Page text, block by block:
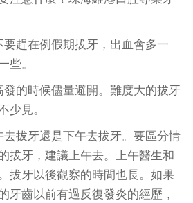
要趕在例假期拔牙，出血會多一
些。
發的時候儘量避開。難度大的拔牙
少見。
去拔牙還是下午去拔牙。要區分情
拔牙，建議上午去。上午醫生和
拔牙以後觀察的時間也長。如果
牙齒以前有過反復發炎的經歷，